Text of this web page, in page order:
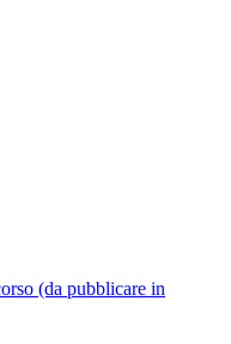
(da pubblicare in